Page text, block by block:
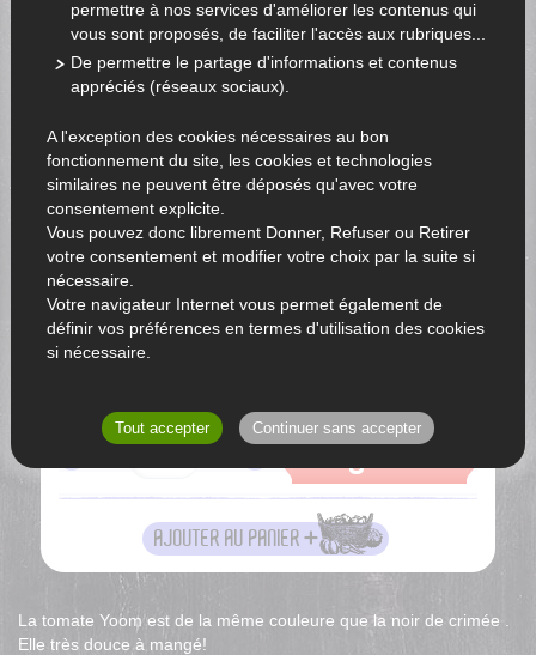
250g
3€00
AJOUTER AU PANIER
La tomate Yoom est de la même couleure que la noir de crimée .
Elle très douce à mangé!
permettre à nos services d'améliorer les contenus qui
vous sont proposés, de faciliter l'accès aux rubriques...
De permettre le partage d'informations et contenus
appréciés (réseaux sociaux).
A l'exception des cookies nécessaires au bon
fonctionnement du site, les cookies et technologies
similaires ne peuvent être déposés qu'avec votre
consentement explicite.
Vous pouvez donc librement Donner, Refuser ou Retirer
votre consentement et modifier votre choix par la suite si
nécessaire.
Votre navigateur Internet vous permet également de
définir vos préférences en termes d'utilisation des cookies
si nécessaire.
Tout accepter Continuer sans accepter